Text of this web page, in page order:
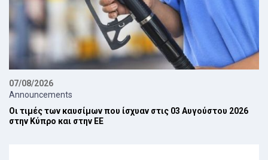
07/08/2026
Announcements
Οι τιμές των καυσίμων που ίσχυαν στις 03 Αυγούστου 2026
στην Κύπρο και στην ΕΕ